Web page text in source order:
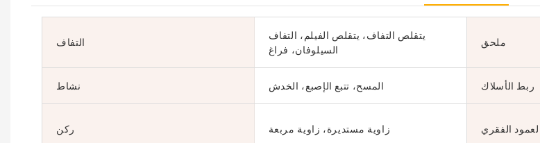
التفاف
يتقلص التفاف، يتقلص الفيلم، التفاف
السيلوفان، فراغ
ملحق
نشاط المسح، تتبع الإصبع، الخدش ربط الأسلاك
ركن زاوية مستديرة، زاوية مربعة الفقري